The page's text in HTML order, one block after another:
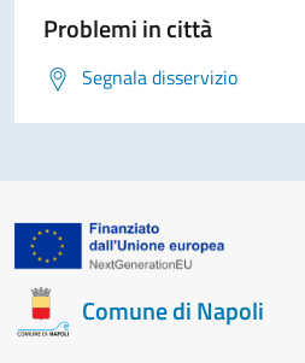
Problemi in città
Segnala disservizio
Comune di Napoli